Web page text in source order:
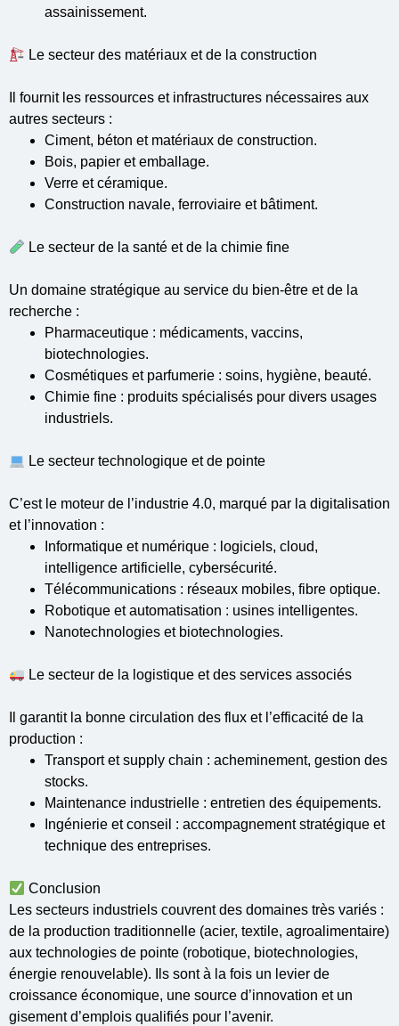
assainissement.
Le secteur des matériaux et de la construction
Il fournit les ressources et infrastructures nécessaires aux
autres secteurs :
Ciment, béton et matériaux de construction.
Bois, papier et emballage.
Verre et céramique.
Construction navale, ferroviaire et bâtiment.
Le secteur de la santé et de la chimie fine
Un domaine stratégique au service du bien-être et de la
recherche :
Pharmaceutique : médicaments, vaccins,
biotechnologies.
Cosmétiques et parfumerie : soins, hygiène, beauté.
Chimie fine : produits spécialisés pour divers usages
industriels.
Le secteur technologique et de pointe
C’est le moteur de l’industrie 4.0, marqué par la digitalisation
et l’innovation :
Informatique et numérique : logiciels, cloud,
intelligence artificielle, cybersécurité.
Télécommunications : réseaux mobiles, fibre optique.
Robotique et automatisation : usines intelligentes.
Nanotechnologies et biotechnologies.
Le secteur de la logistique et des services associés
Il garantit la bonne circulation des flux et l’efficacité de la
production :
Transport et supply chain : acheminement, gestion des
stocks.
Maintenance industrielle : entretien des équipements.
Ingénierie et conseil : accompagnement stratégique et
technique des entreprises.
Conclusion
Les secteurs industriels couvrent des domaines très variés :
de la production traditionnelle (acier, textile, agroalimentaire)
aux technologies de pointe (robotique, biotechnologies,
énergie renouvelable). Ils sont à la fois un levier de
croissance économique, une source d’innovation et un
gisement d’emplois qualifiés pour l’avenir.